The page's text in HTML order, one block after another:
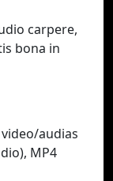
carpere,
bona in
audias
MP4